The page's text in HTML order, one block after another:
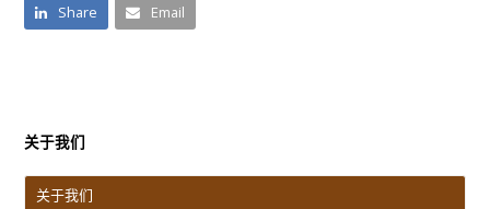
Share Email
关于我们
关于我们